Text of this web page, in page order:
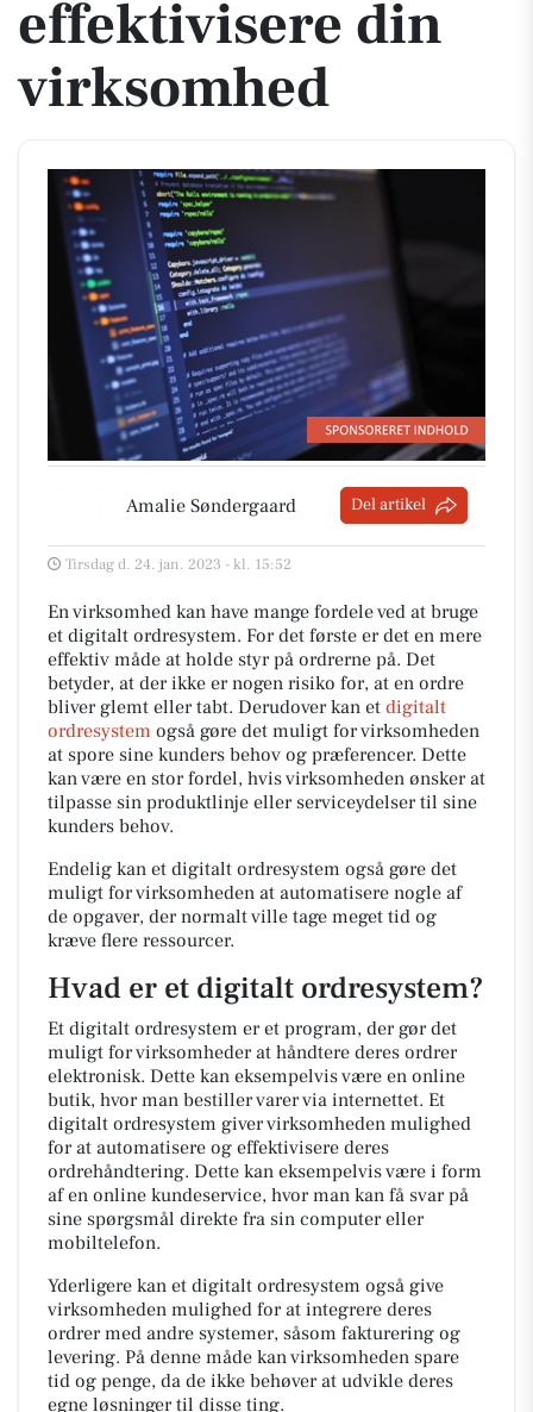
effektivisere din
virksomhed
Amalie Søndergaard Del artikel
Tirsdag d. 24. jan. 2023 - kl. 15:52
En virksomhed kan have mange fordele ved at bruge
et digitalt ordresystem. For det første er det en mere
effektiv måde at holde styr på ordrerne på. Det
betyder, at der ikke er nogen risiko for, at en ordre
bliver glemt eller tabt. Derudover kan et digitalt
ordresystem også gøre det muligt for virksomheden
at spore sine kunders behov og præferencer. Dette
kan være en stor fordel, hvis virksomheden ønsker at
tilpasse sin produktlinje eller serviceydelser til sine
kunders behov.
Endelig kan et digitalt ordresystem også gøre det
muligt for virksomheden at automatisere nogle af
de opgaver, der normalt ville tage meget tid og
kræve flere ressourcer.
Hvad er et digitalt ordresystem?
Et digitalt ordresystem er et program, der gør det
muligt for virksomheder at håndtere deres ordrer
elektronisk. Dette kan eksempelvis være en online
butik, hvor man bestiller varer via internettet. Et
digitalt ordresystem giver virksomheden mulighed
for at automatisere og effektivisere deres
ordrehåndtering. Dette kan eksempelvis være i form
af en online kundeservice, hvor man kan få svar på
sine spørgsmål direkte fra sin computer eller
mobiltelefon.
Yderligere kan et digitalt ordresystem også give
virksomheden mulighed for at integrere deres
ordrer med andre systemer, såsom fakturering og
levering. På denne måde kan virksomheden spare
tid og penge, da de ikke behøver at udvikle deres
egne løsninger til disse ting.